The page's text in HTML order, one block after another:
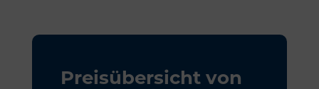
Preisübersicht von